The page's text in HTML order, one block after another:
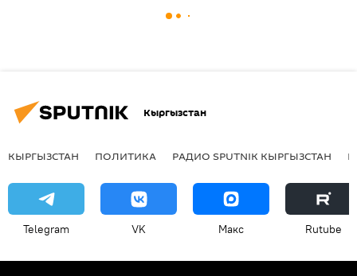
Кыргызстан
КЫРГЫЗСТАН ПОЛИТИКА РАДИО SPUTNIK КЫРГЫЗСТАН
Telegram VK Макс Rutube